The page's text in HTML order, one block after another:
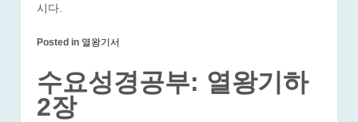
시다.
Posted in 열왕기서
수요성경공부: 열왕기하
2장